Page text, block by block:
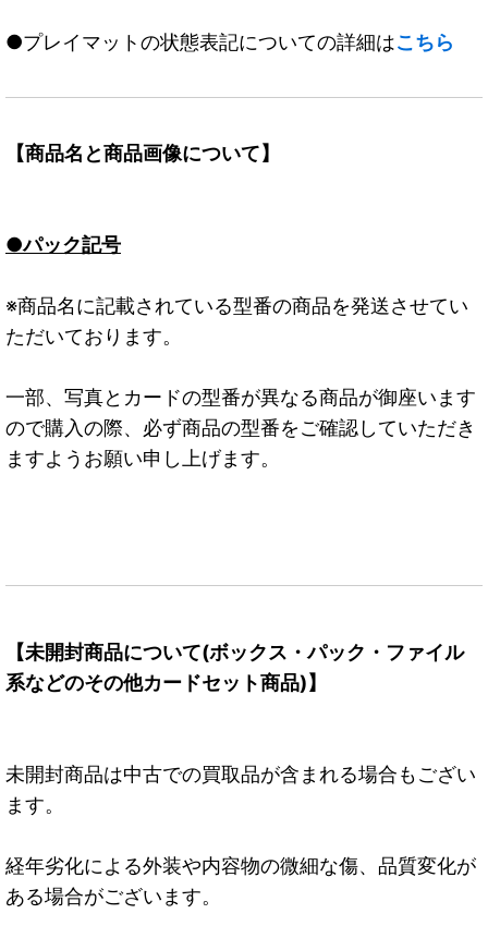
●プレイマットの状態表記についての詳細はこちら
【商品名と商品画像について】
●パック記号
※商品名に記載されている型番の商品を発送させてい
ただいております。
一部、写真とカードの型番が異なる商品が御座います
ので購入の際、必ず商品の型番をご確認していただき
ますようお願い申し上げます。
【未開封商品について(ボックス・パック・ファイル
系などのその他カードセット商品)】
未開封商品は中古での買取品が含まれる場合もござい
ます。
経年劣化による外装や内容物の微細な傷、品質変化が
ある場合がございます。